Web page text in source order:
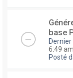
base
6:49 am
Posté